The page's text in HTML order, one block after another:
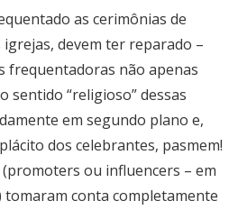
as cerimônias de
devem ter reparado –
frequentadoras não apenas
sentido “religioso” dessas
em segundo plano e,
dos celebrantes, pasmem!
ou influencers – em
tomaram conta completamente